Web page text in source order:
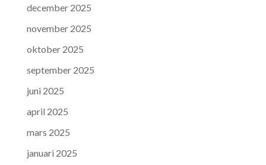
december 2025
november 2025
oktober 2025
september 2025
juni 2025
april 2025
mars 2025
januari 2025